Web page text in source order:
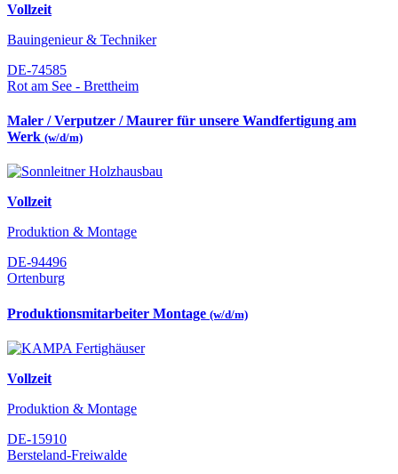
Vollzeit
Bauingenieur & Techniker
DE-74585
Rot am See - Brettheim
Maler / Verputzer / Maurer für unsere Wandfertigung am
Werk (w/d/m)
Vollzeit
Produktion & Montage
DE-94496
Ortenburg
Produktionsmitarbeiter Montage (w/d/m)
Vollzeit
Produktion & Montage
DE-15910
Bersteland-Freiwalde